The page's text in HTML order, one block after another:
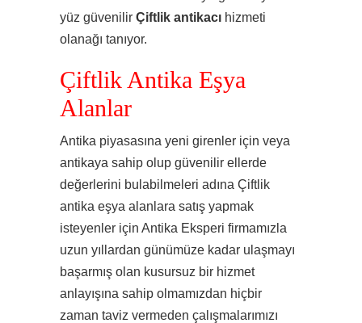
yüz güvenilir Çiftlik antikacı hizmeti
olanağı tanıyor.
Çiftlik Antika Eşya
Alanlar
Antika piyasasına yeni girenler için veya
antikaya sahip olup güvenilir ellerde
değerlerini bulabilmeleri adına Çiftlik
antika eşya alanlara satış yapmak
isteyenler için Antika Eksperi firmamızla
uzun yıllardan günümüze kadar ulaşmayı
başarmış olan kusursuz bir hizmet
anlayışına sahip olmamızdan hiçbir
zaman taviz vermeden çalışmalarımızı